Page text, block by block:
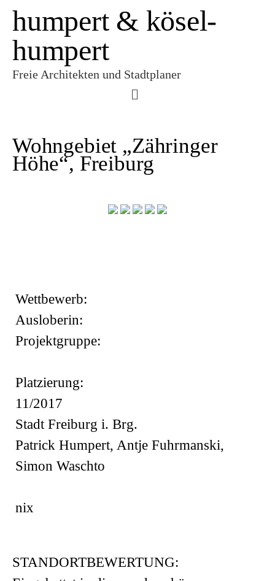
humpert & kösel-
humpert
Freie Architekten und Stadtplaner
Wohngebiet „Zähringer
Höhe“, Freiburg
Wettbewerb:
Ausloberin:
Projektgruppe:
Platzierung:
11/2017
Stadt Freiburg i. Brg.
Patrick Humpert, Antje Fuhrmanski,
Simon Waschto
nix
STANDORTBEWERTUNG: